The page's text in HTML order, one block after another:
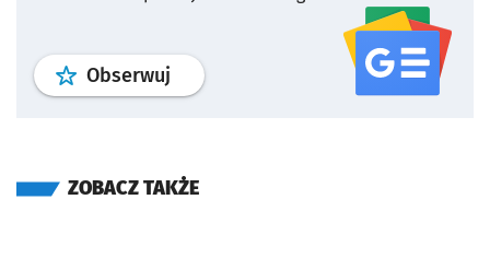
Obserwuj profil serwisu
ZOBACZ TAKŻE